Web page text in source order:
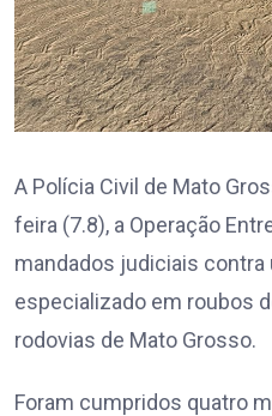
A Polícia Civil de Mato
feira (7.8), a Operação
mandados judiciais
especializado em roubos
rodovias de Mato Grosso.
Foram cumpridos quatro